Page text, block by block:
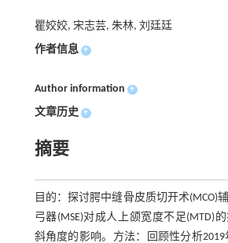
瞿姣姣, 宋志芸, 朱林, 刘廷廷
作者信息 +
Author information +
文章历史 +
摘要
目的：探讨腭中缝骨皮质切开术(MCO)
弓器(MSE)对成人上颌宽度不足(MTD)
斜角度的影响。方法：回顾性分析2019